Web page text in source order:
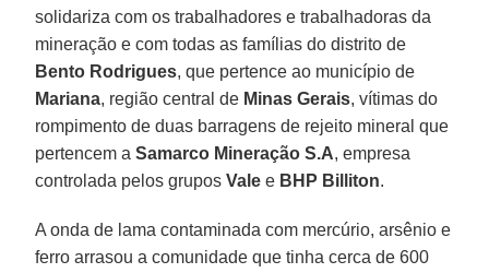
solidariza com os trabalhadores e trabalhadoras da
mineração e com todas as famílias do distrito de
Bento Rodrigues, que pertence ao município de
Mariana, região central de Minas Gerais, vítimas do
rompimento de duas barragens de rejeito mineral que
pertencem aSamarco Mineração S.A, empresa
controlada pelos gruposVale e BHP Billiton.
A onda de lama contaminada com mercúrio, arsênio e
ferro arrasou a comunidade que tinha cerca de 600